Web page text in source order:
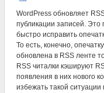
WordPress обновляет
публикации записей. Это
быстро исправить
То есть, конечно,
обновлена в RSS ленте
RSS читалки кэшируют
появления в них нового
избежать такой